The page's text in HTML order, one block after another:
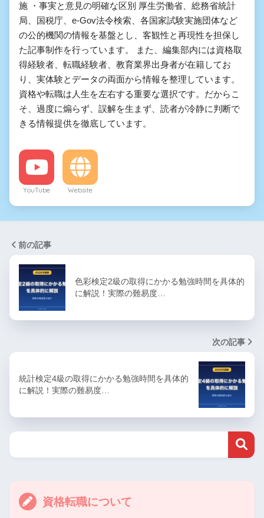
施 ・事実と意見の明確な区別 厚生労働省、総務省統計
局、国税庁、e-Gov法令検索、各国家試験実施団体など
の公的機関の情報を基盤とし、客観性と再現性を担保し
た記事制作を行っています。 また、編集部内には資格取
得経験者、転職経験者、教育業界出身者が在籍してお
り、実体験とデータの両面から情報を整理しています。
資格や転職は人生を左右する重要な選択です。だからこ
そ、過度に煽らず、誤解を生まず、読者が冷静に判断で
きる情報提供を徹底しています。
YouTube Website
前の記事
色彩検定2級の取得にかかる勉強時間を具体的
に解説！実際の難易度…
次の記事
統計検定4級の取得にかかる勉強時間を具体的
に解説！実際の難易度…
資格転職について